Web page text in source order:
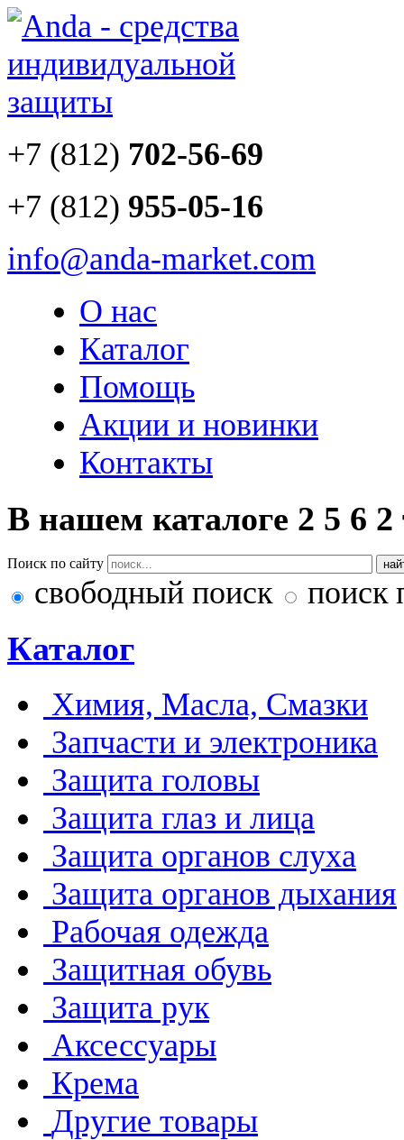
+7 (812) 702-56-69
+7 (812) 955-05-16
info@anda-market.com
О нас
Каталог
Помощь
Акции и новинки
Контакты
В нашем каталоге 2 5 6 2
Поиск по сайту
свободный поиск поиск
Каталог
Химия, Масла, Смазки
Запчасти и электроника
Защита головы
Защита глаз и лица
Защита органов слуха
Защита органов дыхания
Рабочая одежда
Защитная обувь
Защита рук
Аксессуары
Крема
Другие товары